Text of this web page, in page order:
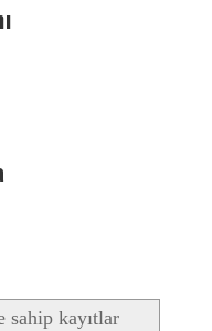
sahip kayıtlar